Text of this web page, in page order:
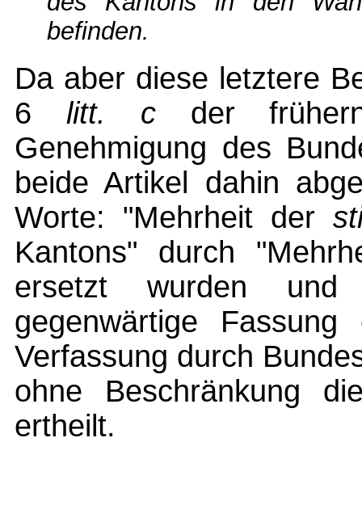
befinden.
Da aber diese letztere
6 litt. c der
Genehmigung des
beide Artikel dahin
Worte: "Mehrheit der
Kantons" durch
ersetzt wurden
gegenwärtige
Verfassung durch
ohne Beschränkung
ertheilt.